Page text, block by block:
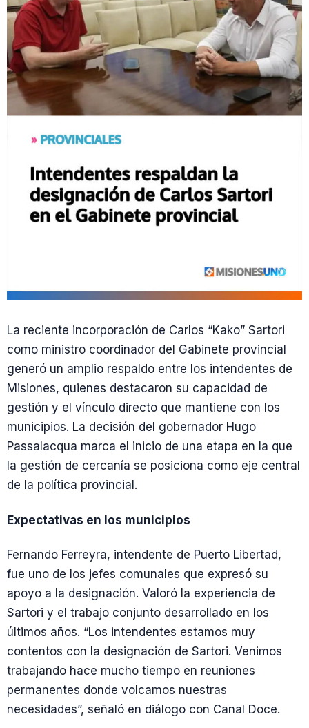
La reciente incorporación de Carlos “Kako” Sartori
como ministro coordinador del Gabinete provincial
generó un amplio respaldo entre los intendentes de
Misiones, quienes destacaron su capacidad de
gestión y el vínculo directo que mantiene con los
municipios. La decisión del gobernador Hugo
Passalacqua marca el inicio de una etapa en la que
la gestión de cercanía se posiciona como eje central
de la política provincial.
Expectativas en los municipios
Fernando Ferreyra, intendente de Puerto Libertad,
fue uno de los jefes comunales que expresó su
apoyo a la designación. Valoró la experiencia de
Sartori y el trabajo conjunto desarrollado en los
últimos años. “Los intendentes estamos muy
contentos con la designación de Sartori. Venimos
trabajando hace mucho tiempo en reuniones
permanentes donde volcamos nuestras
necesidades”, señaló en diálogo con Canal Doce.